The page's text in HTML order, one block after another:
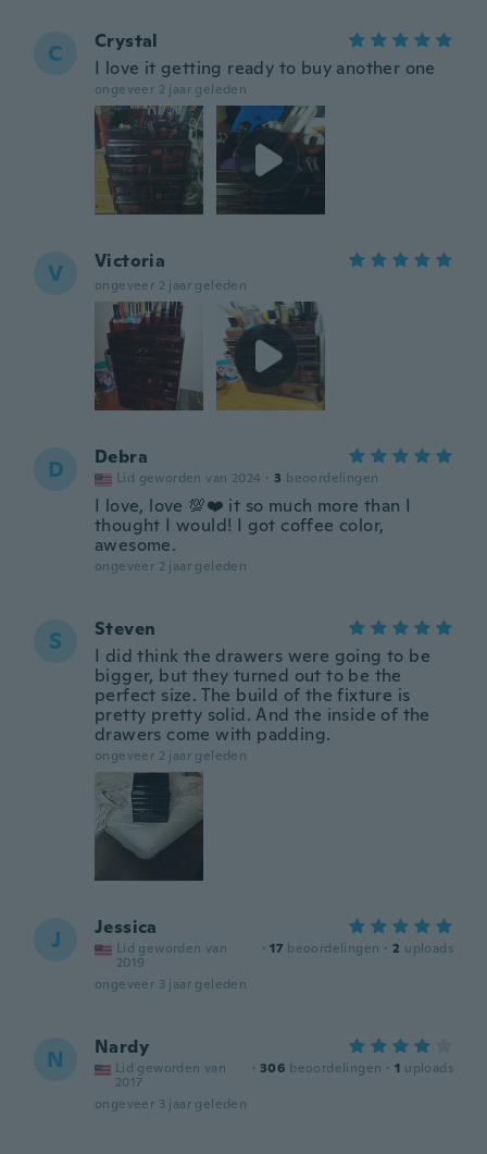
C
Crystal
I love it getting ready to buy another one
ongeveer 2 jaar geleden
V Victoria
ongeveer 2 jaar geleden
D Debra
Lid geworden van 2024 · 3 beoordelingen
I love, love 💯❤️ it so much more than I
thought I would! I got coffee color,
awesome.
ongeveer 2 jaar geleden
S
Steven
I did think the drawers were going to be
bigger, but they turned out to be the
perfect size. The build of the fixture is
pretty pretty solid. And the inside of the
drawers come with padding.
ongeveer 2 jaar geleden
J Jessica
Lid geworden van
2019
· 17 beoordelingen · 2 uploads
ongeveer 3 jaar geleden
N Nardy
Lid geworden van
2017
· 306 beoordelingen · 1 uploads
ongeveer 3 jaar geleden